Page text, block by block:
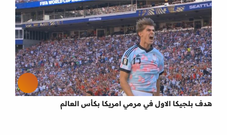
هدف بلجيكا الاول في مرمي امريكا بكأس العالم